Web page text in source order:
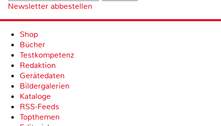
Newsletter abbestellen
Shop
Bücher
Testkompetenz
Redaktion
Gerätedaten
Bildergalerien
Kataloge
RSS-Feeds
Topthemen